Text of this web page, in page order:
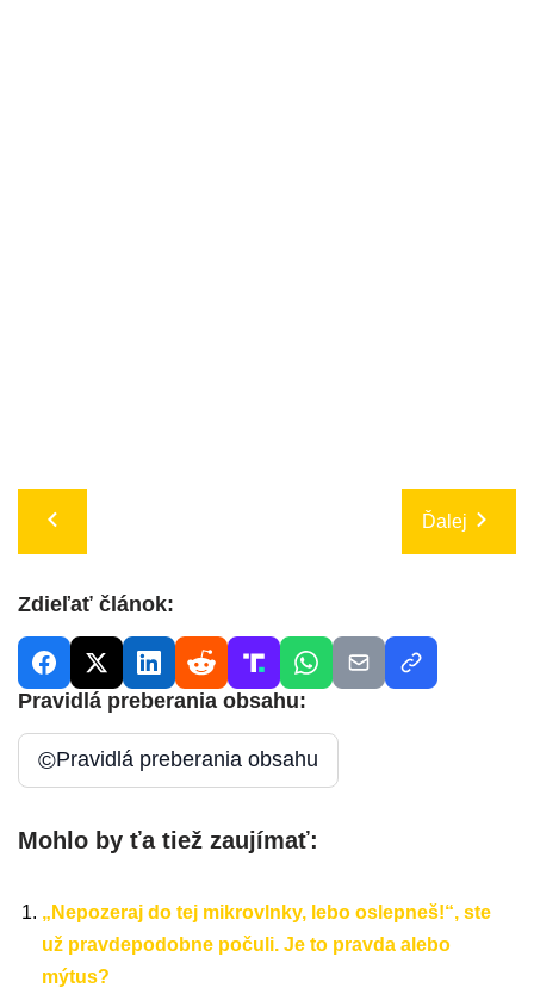
Ďalej
Zdieľať článok:
Pravidlá preberania obsahu:
©Pravidlá preberania obsahu
Mohlo by ťa tiež zaujímať:
„Nepozeraj do tej mikrovlnky, lebo oslepneš!“, ste
už pravdepodobne počuli. Je to pravda alebo
mýtus?